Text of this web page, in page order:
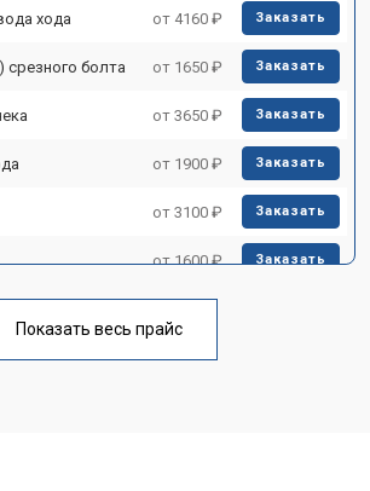
хода от 4160 ₽ Заказать
срезного болта от 1650 ₽ Заказать
от 3650 ₽ Заказать
от 1900 ₽ Заказать
от 3100 ₽ Заказать
от 1600 ₽ Заказать
от 2500 ₽
Показать весь прайс